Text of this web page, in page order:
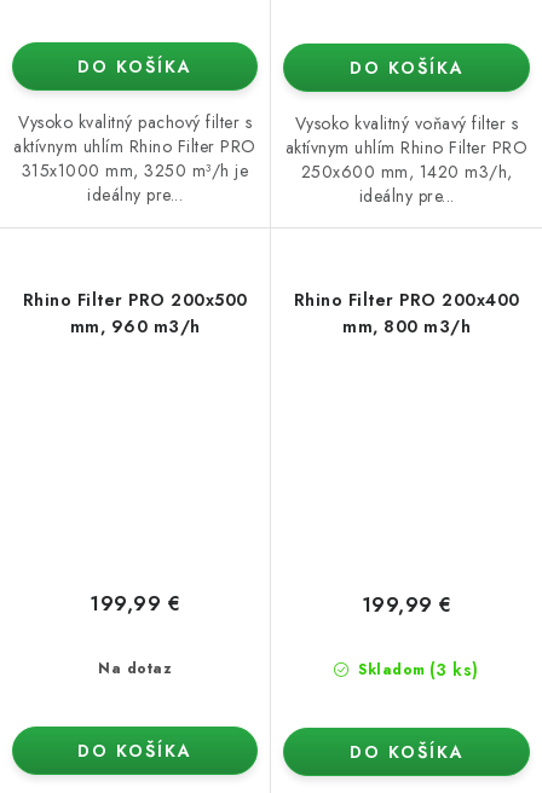
DO KOŠÍKA
Vysoko kvalitný pachový filter s
aktívnym uhlím Rhino Filter PRO
315x1000 mm, 3250 m³/h je
ideálny pre...
DO KOŠÍKA
Vysoko kvalitný voňavý filter s
aktívnym uhlím Rhino Filter PRO
250x600 mm, 1420 m3/h,
ideálny pre...
Rhino Filter PRO 200x500
mm, 960 m3/h
Na dotaz
199,99 €
DO KOŠÍKA
Rhino Filter PRO 200x400
mm, 800 m3/h
Skladom (3 ks)
199,99 €
DO KOŠÍKA